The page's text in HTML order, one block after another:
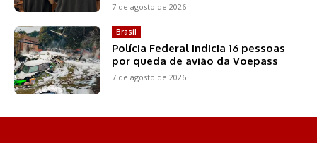
7 de agosto de 2026
Brasil
Polícia Federal indicia 16 pessoas
por queda de avião da Voepass
7 de agosto de 2026